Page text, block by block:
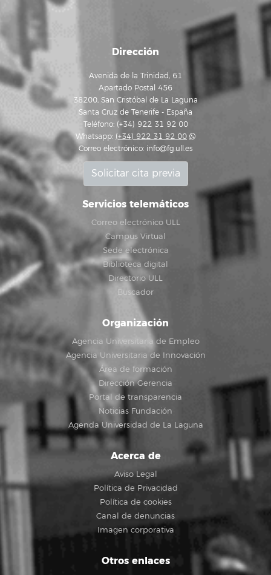
Dirección
Avenida de la Trinidad, 61
Apartado Postal 456
38200, San Cristóbal de La Laguna
Santa Cruz de Tenerife - España
Teléfono: (+34) 922 31 92 00
Whatsapp: (+34) 922 31 92 00
Correo electrónico: info@fg.ull.es
Solicitar cita previa
Servicios telemáticos
Correo electrónico ULL
Campus Virtual
Sede electrónica
Biblioteca digital
Directorio ULL
Buscador
Organización
Agencia Universitaria de Empleo
Agencia Universitaria de Innovación
Área de formación
Dirección Gerencia
Portal de transparencia
Noticias Fundación
Agenda Universidad de La Laguna
Acerca de
Aviso Legal
Política de Privacidad
Política de cookies
Canal de denuncias
Imagen corporativa
Otros enlaces